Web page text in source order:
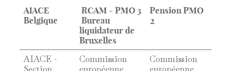
AIACE
Belgique
RCAM - PMO 3
Bureau
liquidateur de
Bruxelles
Pension PMO
2
AIACE -
Commission
Commission